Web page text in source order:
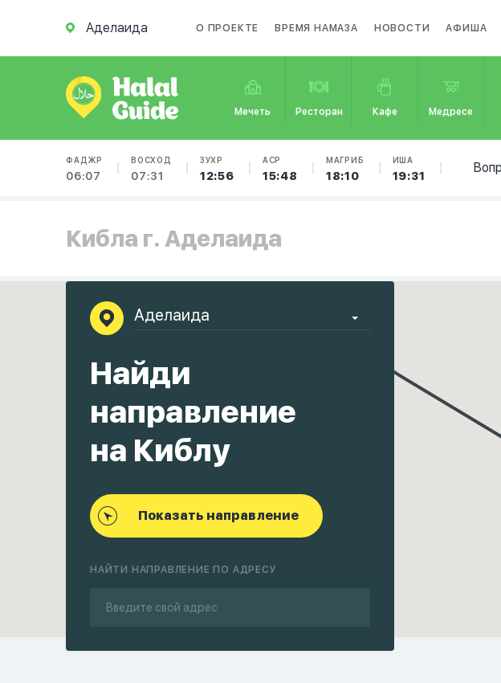
Аделаида О ПРОЕКТЕ ВРЕМЯ НАМАЗА НОВОСТИ АФИША
Мечеть Ресторан Кафе Медресе
ФАДЖР
06:07
ВОСХОД
07:31
ЗУХР
12:56
АСР
15:48
МАГРИБ
18:10
ИША
19:31
Кибла г. Аделаида
Найди
направление
на Киблу
Показать направление
НАЙТИ НАПРАВЛЕНИЕ ПО АДРЕСУ